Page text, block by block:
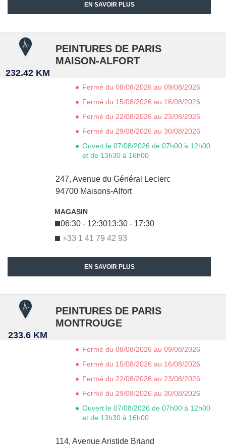
EN SAVOIR PLUS
232.42 KM
PEINTURES DE PARIS
MAISON-ALFORT
247, Avenue du Général Leclerc
94700 Maisons-Alfort
+33 1 41 79 42 93
06:30 - 12:3013:30 - 17:30
Fermé du 08/08/2026 au 09/08/2026
Fermé du 15/08/2026 au 16/08/2026
Fermé du 22/08/2026 au 23/08/2026
Fermé du 29/08/2026 au 30/08/2026
Ouvert le 07/08/2026 de 07h00 à 12h00
et de 13h30 à 16h00
EN SAVOIR PLUS
233.6 KM
PEINTURES DE PARIS
MONTROUGE
114, Avenue Aristide Briand
Fermé du 08/08/2026 au 09/08/2026
Fermé du 15/08/2026 au 16/08/2026
Fermé du 22/08/2026 au 23/08/2026
Fermé du 29/08/2026 au 30/08/2026
Ouvert le 07/08/2026 de 07h00 à 12h00
et de 13h30 à 16h00